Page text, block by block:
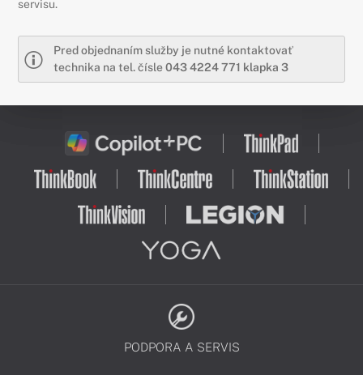
servisu.
Pred objednaním služby je nutné kontaktovať
technika na tel. čísle043 4224 771 klapka 3
PODPORA A SERVIS